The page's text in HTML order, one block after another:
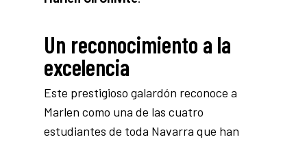
Un reconocimiento a la
excelencia
Este prestigioso galardón reconoce a
Marlen como una de las cuatro
estudiantes de toda Navarra que han